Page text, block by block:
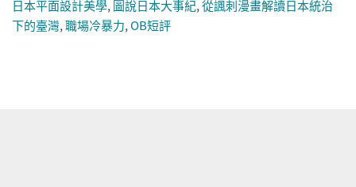
日本平面設計美學,圖說日本大事紀,從諷刺漫畫解讀日本統治
下的臺灣,職場冷暴力,OB短評